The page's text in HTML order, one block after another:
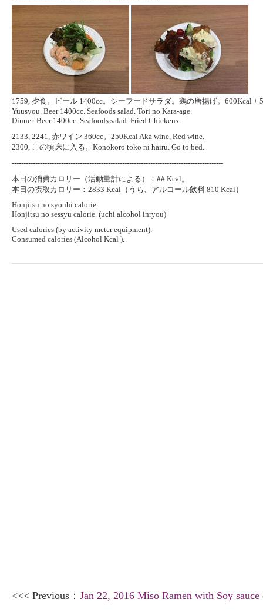
1759, 夕食。ビール 1400cc。シーフードサラダ。鶏の唐揚げ。600Kcal +
Yuusyou. Beer 1400cc. Seafoods salad. Tori no Kara-age.
Dinner. Beer 1400cc. Seafoods salad. Fried Chickens.
2133, 2241, 赤ワイン 360cc。250Kcal Aka wine, Red wine.
2300, この頃床に入る。Konokoro toko ni hairu. Go to bed.
------------------------------------------------------------------------------------------
本日の消費カロリー（活動量計による）：## Kcal。
本日の摂取カロリー：2833 Kcal（うち、アルコール飲料 810 Kcal）
Honjitsu no syouhi calorie.
Honjitsu no sessyu calorie. (uchi alcohol inryou)
Used calories (by activity meter equipment).
Consumed calories (Alcohol Kcal ).
<<< Previous： Jan 22, 2016 Miso Ramen with Soy